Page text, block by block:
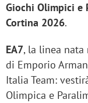
Giochi Olimpici e
Cortina 2026.
EA7, la linea
di Emporio
Italia Team:
Olimpica e